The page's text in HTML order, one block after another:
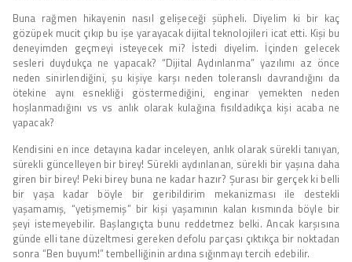
Buna rağmen hikayenin nasıl gelişeceği şüpheli. Diyelim ki bir kaç
gözüpek mucit çıkıp bu işe yarayacak dijital teknolojileri icat etti. Kişi bu
deneyimden geçmeyi isteyecek mi? İstedi diyelim. İçinden gelecek
sesleri duydukça ne yapacak? “Dijital Aydınlanma” yazılımı az önce
neden sinirlendiğini, şu kişiye karşı neden toleranslı davrandığını da
ötekine aynı esnekliği göstermediğini, enginar yemekten neden
hoşlanmadığını vs vs anlık olarak kulağına fısıldadıkça kişi acaba ne
yapacak?
Kendisini en ince detayına kadar inceleyen, anlık olarak sürekli tanıyan,
sürekli güncelleyen bir birey! Sürekli aydınlanan, sürekli bir yaşına daha
giren bir birey! Peki birey buna ne kadar hazır? Şurası bir gerçek ki belli
bir yaşa kadar böyle bir geribildirim mekanizması ile destekli
yaşamamış, “yetişmemiş” bir kişi yaşamının kalan kısmında böyle bir
şeyi istemeyebilir. Başlangıçta bunu reddetmez belki. Ancak karşısına
günde elli tane düzeltmesi gereken defolu parçası çıktıkça bir noktadan
sonra “Ben buyum!” tembelliğinin ardına sığınmayı tercih edebilir.